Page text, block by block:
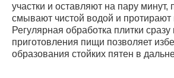
участки и оставляют на пару минут,
смывают чистой водой и протирают
Регулярная обработка плитки сразу
приготовления пищи позволяет
образования стойких пятен в